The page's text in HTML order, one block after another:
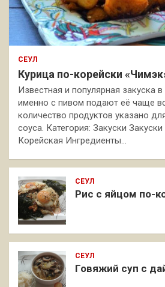
СЕУЛ
Курица по-корейски
Известная и популярная закуска
именно с пивом подают её чаще
количество продуктов указано
соуса. Категория: Закуски
Корейская Ингредиенты…
СЕУЛ
Рис с яйцом по-
СЕУЛ
Говяжий суп с